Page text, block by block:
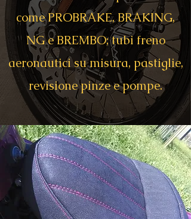
come PROBRAKE, BRAKING,
NG e BREMBO; tubi freno
aeronautici su misura, pastiglie,
revisione pinze e pompe.